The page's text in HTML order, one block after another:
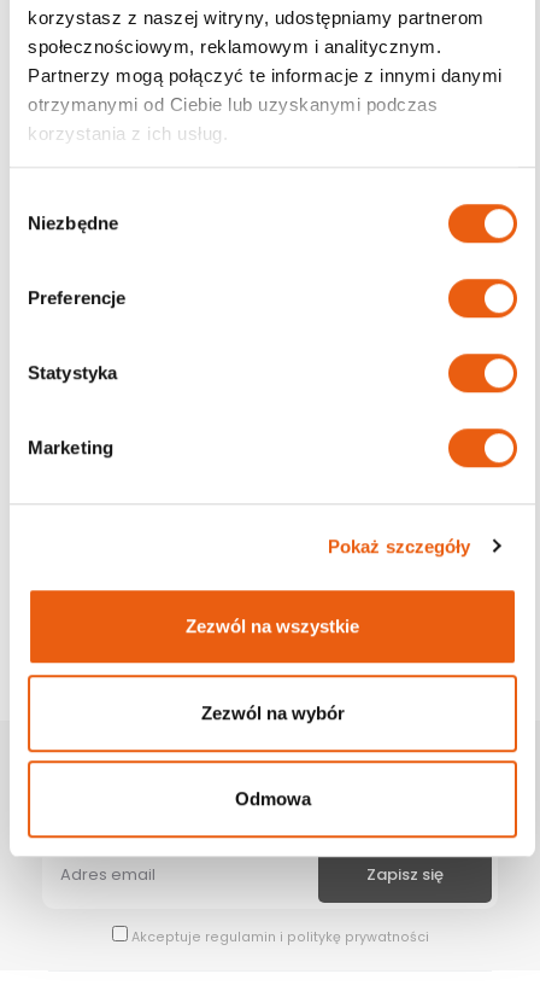
korzystasz z naszej witryny, udostępniamy partnerom
społecznościowym, reklamowym i analitycznym.
Partnerzy mogą połączyć te informacje z innymi danymi
otrzymanymi od Ciebie lub uzyskanymi podczas
korzystania z ich usług.
Niezbędne
Preferencje
Statystyka
Marketing
Pokaż szczegóły
Zezwól na wszystkie
Zezwól na wybór
Odmowa
Darmowa dostawa
od 200zł
Zapisz Się Na Newsletter
Bądź na bieżąco z naszymi wszystkimi nowościami i promocjami.
Akceptuje regulamin i politykę prywatności